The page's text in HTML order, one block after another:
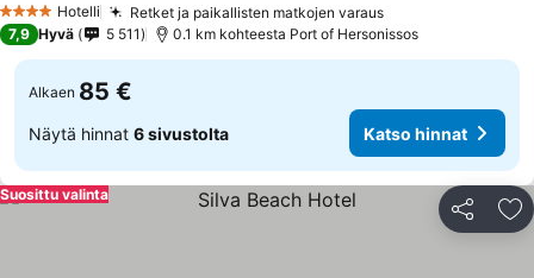
4 Tähtiluokitus
Hotelli Retket ja paikallisten matkojen varaus
7,9 Hyvä 5 511 0.1 km kohteesta Port of Hersonissos
Alkaen 85 €
Näytä hinnat 6 sivustolta Katso hinnat
Jaa
Suosittu valinta